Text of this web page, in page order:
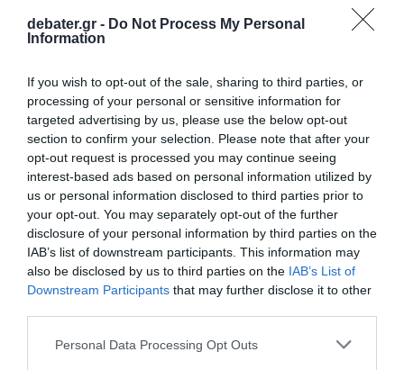
debater.gr - Do Not Process My Personal
Information
If you wish to opt-out of the sale, sharing to third parties, or
processing of your personal or sensitive information for
targeted advertising by us, please use the below opt-out
section to confirm your selection. Please note that after your
opt-out request is processed you may continue seeing
interest-based ads based on personal information utilized by
us or personal information disclosed to third parties prior to
your opt-out. You may separately opt-out of the further
disclosure of your personal information by third parties on the
IAB’s list of downstream participants. This information may
also be disclosed by us to third parties on the IAB’s List of
Downstream Participants that may further disclose it to other
Please note that this website/app uses one or more Google
Personal Data Processing Opt Outs